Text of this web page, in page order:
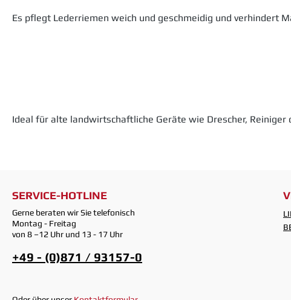
Es pflegt Lederriemen weich und geschmeidig und verhindert
Ideal für alte landwirtschaftliche Geräte wie Drescher, Reiniger
SERVICE-HOTLINE
Gerne beraten wir Sie telefonisch
Montag - Freitag
von 8 –12 Uhr und 13 - 17 Uhr
+49 - (0)871 / 93157-0